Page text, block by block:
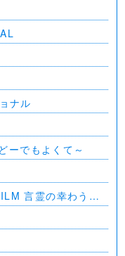
ナル
ーでもよくて～
言霊の幸わう夏